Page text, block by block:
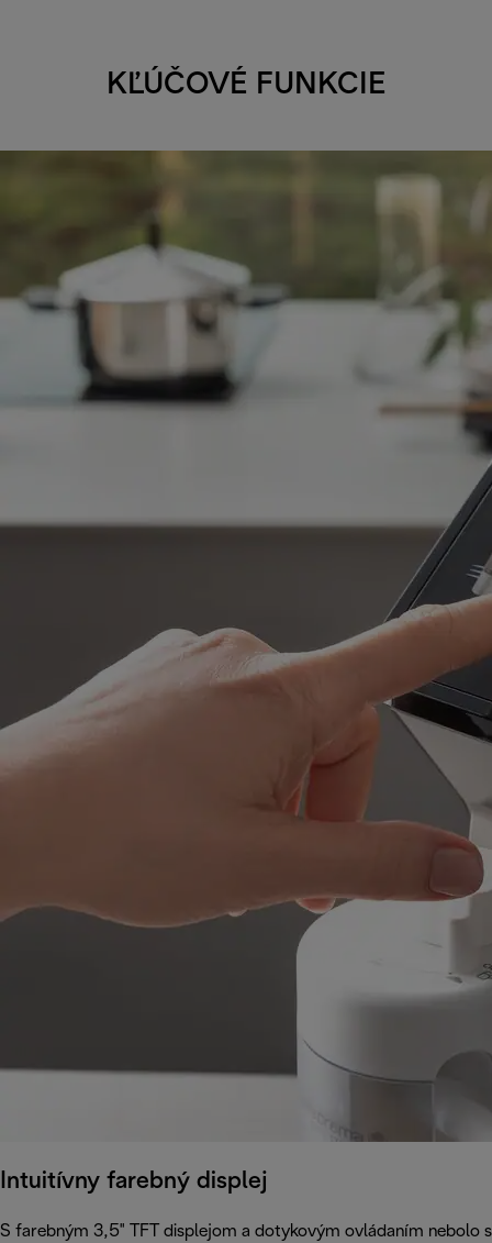
KĽÚČOVÉ FUNKCIE
Intuitívny farebný displej
S farebným 3,5" TFT displejom a dotykovým ovládaním nebolo